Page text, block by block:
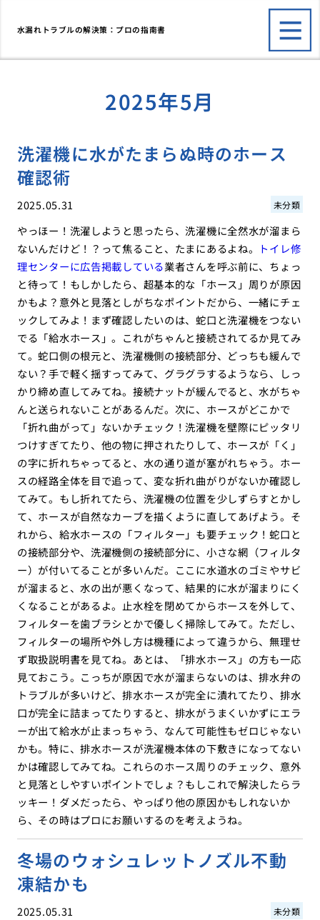
水漏れトラブルの解決策：プロの指南書
2025年5月
洗濯機に水がたまらぬ時のホース
確認術
2025.05.31 未分類
やっほー！洗濯しようと思ったら、洗濯機に全然水が溜まら
ないんだけど！？って焦ること、たまにあるよね。
トイレ修
理センターに広告掲載している業者さんを呼ぶ前に、ちょっ
と待って！もしかしたら、超基本的な「ホース」周りが原因
かもよ？意外と見落としがちなポイントだから、一緒にチェ
ックしてみよ！まず確認したいのは、蛇口と洗濯機をつない
でる「給水ホース」。これがちゃんと接続されてるか見てみ
て。蛇口側の根元と、洗濯機側の接続部分、どっちも緩んで
ない？手で軽く揺すってみて、グラグラするようなら、しっ
かり締め直してみてね。接続ナットが緩んでると、水がちゃ
んと送られないことがあるんだ。次に、ホースがどこかで
「折れ曲がって」ないかチェック！洗濯機を壁際にピッタリ
つけすぎてたり、他の物に押されたりして、ホースが「く」
の字に折れちゃってると、水の通り道が塞がれちゃう。ホー
スの経路全体を目で追って、変な折れ曲がりがないか確認し
てみて。もし折れてたら、洗濯機の位置を少しずらすとかし
て、ホースが自然なカーブを描くように直してあげよう。そ
れから、給水ホースの「フィルター」も要チェック！蛇口と
の接続部分や、洗濯機側の接続部分に、小さな網（フィルタ
ー）が付いてることが多いんだ。ここに水道水のゴミやサビ
が溜まると、水の出が悪くなって、結果的に水が溜まりにく
くなることがあるよ。止水栓を閉めてからホースを外して、
フィルターを歯ブラシとかで優しく掃除してみて。ただし、
フィルターの場所や外し方は機種によって違うから、無理せ
ず取扱説明書を見てね。あとは、「排水ホース」の方も一応
見ておこう。こっちが原因で水が溜まらないのは、排水弁の
トラブルが多いけど、排水ホースが完全に潰れてたり、排水
口が完全に詰まってたりすると、排水がうまくいかずにエラ
ーが出て給水が止まっちゃう、なんて可能性もゼロじゃない
かも。特に、排水ホースが洗濯機本体の下敷きになってない
かは確認してみてね。これらのホース周りのチェック、意外
と見落としやすいポイントでしょ？もしこれで解決したらラ
ッキー！ダメだったら、やっぱり他の原因かもしれないか
ら、その時はプロにお願いするのを考えようね。
冬場のウォシュレットノズル不動
凍結かも
2025.05.31 未分類